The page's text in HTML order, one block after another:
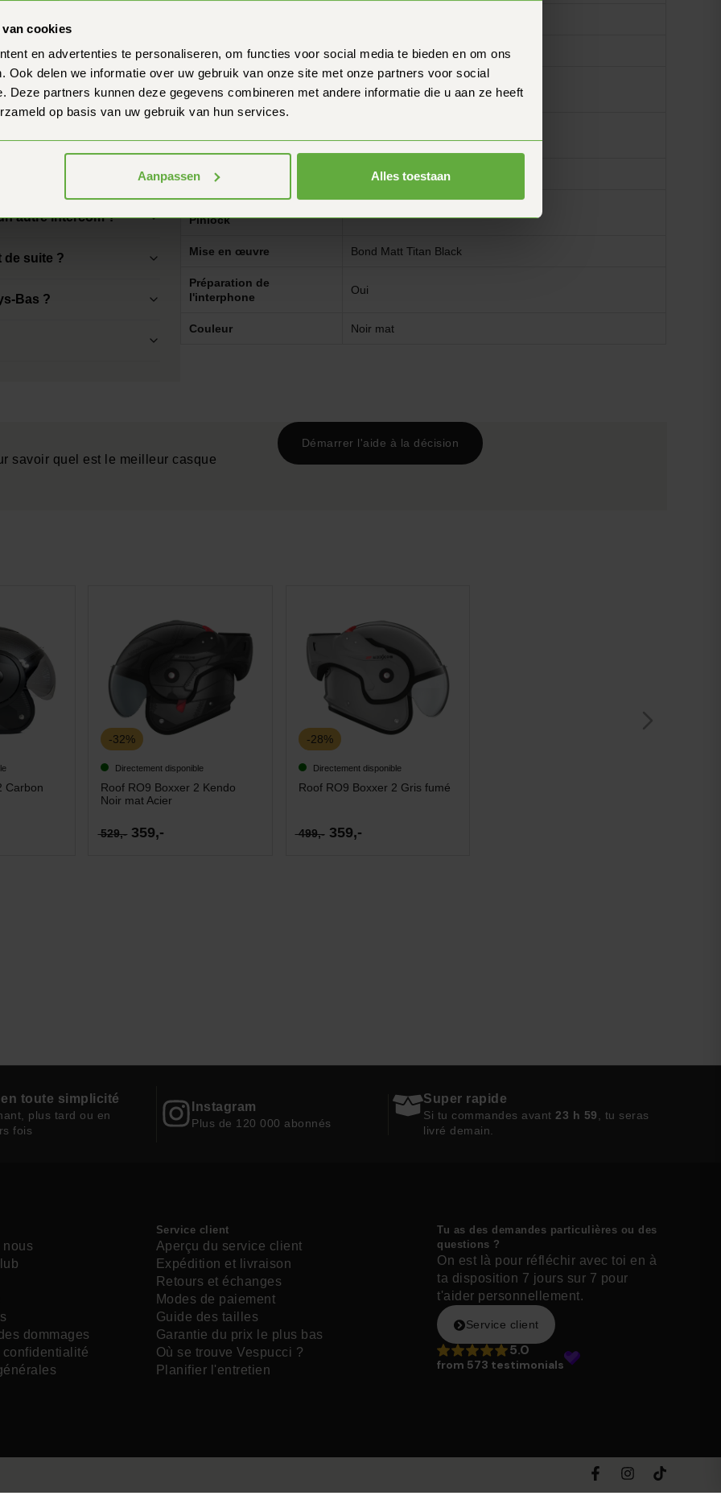
cookies
en advertenties te personaliseren, om functies voor social media te bieden en om ons
Ook delen we informatie over uw gebruik van onze site met onze partners voor social
Deze partners kunnen deze gegevens combineren met andere informatie die u aan ze heeft
op basis van uw gebruik van hun services.
Aanpassen Alles toestaan
?
ajusté ?
autre intercom ?
de suite ?
Bas ?
Pare-soleil Pas de pare-soleil interne
Doublure intérieure
amovible
Oui
déverrouillage d'urgence
Pinlock fourni
Pinlock
Mise en œuvre Bond Matt Titan Black
Préparation de
l'interphone
Oui
Couleur Noir mat
savoir quel est le meilleur casque
Démarrer l'aide à la décision
Carbon
-32%
Directement disponible
Roof RO9 Boxxer 2 Kendo
Noir mat Acier
529,-359,-
-28%
Directement disponible
Roof RO9 Boxxer 2 Gris fumé
499,-359,-
en toute simplicité
plus tard ou en
fois
Instagram
Plus de 120 000 abonnés
Super rapide
Si tu commandes avant 23 h 59
, tu seras
livré demain.
nous
dommages
confidentialité
Service client
Aperçu du service client
Expédition et livraison
Retours et échanges
Modes de paiement
Guide des tailles
Garantie du prix le plus bas
Où se trouve Vespucci ?
Planifier l'entretien
Tu as des demandes particulières ou des
questions ?
On est là pour réfléchir avec toi en à
ta disposition 7 jours sur 7 pour
t'aider personnellement.
Service client